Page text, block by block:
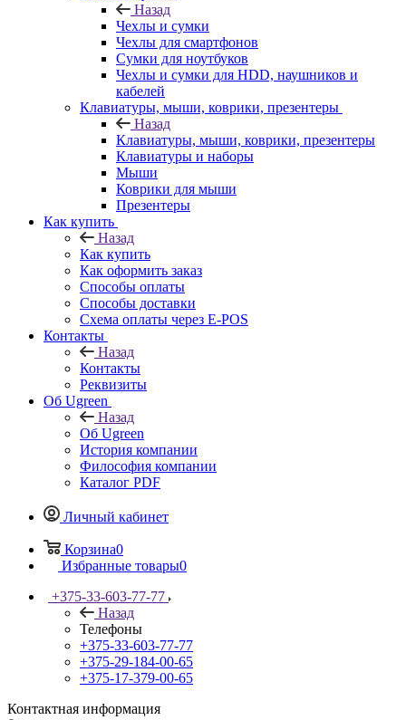
Назад
Чехлы и сумки
Чехлы для смартфонов
Сумки для ноутбуков
Чехлы и сумки для HDD, наушников и
кабелей
Клавиатуры, мыши, коврики, презентеры
Назад
Клавиатуры, мыши, коврики, презентеры
Клавиатуры и наборы
Мыши
Коврики для мыши
Презентеры
Как купить
Назад
Как купить
Как оформить заказ
Способы оплаты
Способы доставки
Схема оплаты через E-POS
Контакты
Назад
Контакты
Реквизиты
Об Ugreen
Назад
Об Ugreen
История компании
Философия компании
Каталог PDF
Личный кабинет
Корзина0
Избранные товары0
+375-33-603-77-77
Назад
Телефоны
+375-33-603-77-77
+375-29-184-00-65
+375-17-379-00-65
Контактная информация